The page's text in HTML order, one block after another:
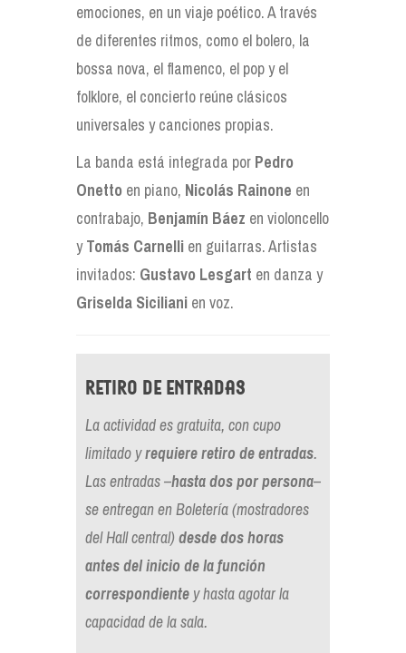
emociones, en un viaje poético. A través
de diferentes ritmos, como el bolero, la
bossa nova, el flamenco, el pop y el
folklore, el concierto reúne clásicos
universales y canciones propias.
La banda está integrada por Pedro
Onetto en piano, Nicolás Rainone en
contrabajo, Benjamín Báez en violoncello
yTomás Carnelli en guitarras. Artistas
invitados: Gustavo Lesgart en danza y
Griselda Siciliani en voz.
Retiro de entradas
La actividad es gratuita, con cupo
limitado yrequiere retiro de entradas.
Las entradas –hasta dos por persona–
se entreganen Boletería (mostradores
del Hall central) desdedos horas
antes del inicio de la función
correspondiente yhasta agotar la
capacidad de la sala.